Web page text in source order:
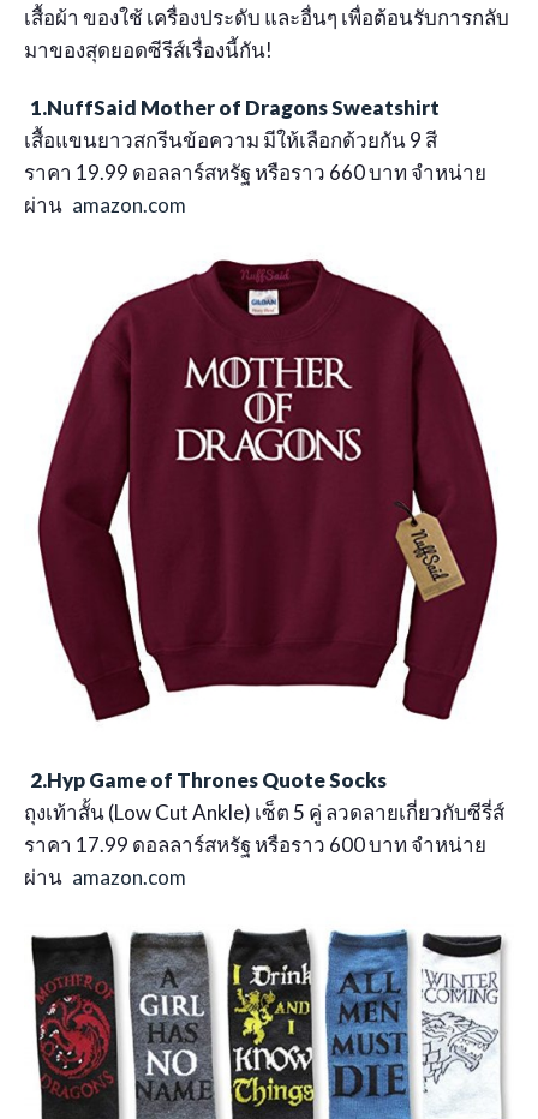
เสื้อผ้า ของใช้ เครื่องประดับ และอื่นๆ เพื่อต้อนรับการกลับ
มาของสุดยอดซีรีส์เรื่องนี้กัน!
1.NuffSaid Mother of Dragons Sweatshirt
เสื้อแขนยาวสกรีนข้อความ มีให้เลือกด้วยกัน 9 สี
ราคา 19.99 ดอลลาร์สหรัฐ หรือราว 660 บาท จำหน่าย
ผ่าน amazon.com
2.Hyp Game of Thrones Quote Socks
ถุงเท้าสั้น (Low Cut Ankle) เซ็ต 5 คู่ ลวดลายเกี่ยวกับซีรี่ส์
ราคา 17.99 ดอลลาร์สหรัฐ หรือราว 600 บาท จำหน่าย
ผ่าน amazon.com